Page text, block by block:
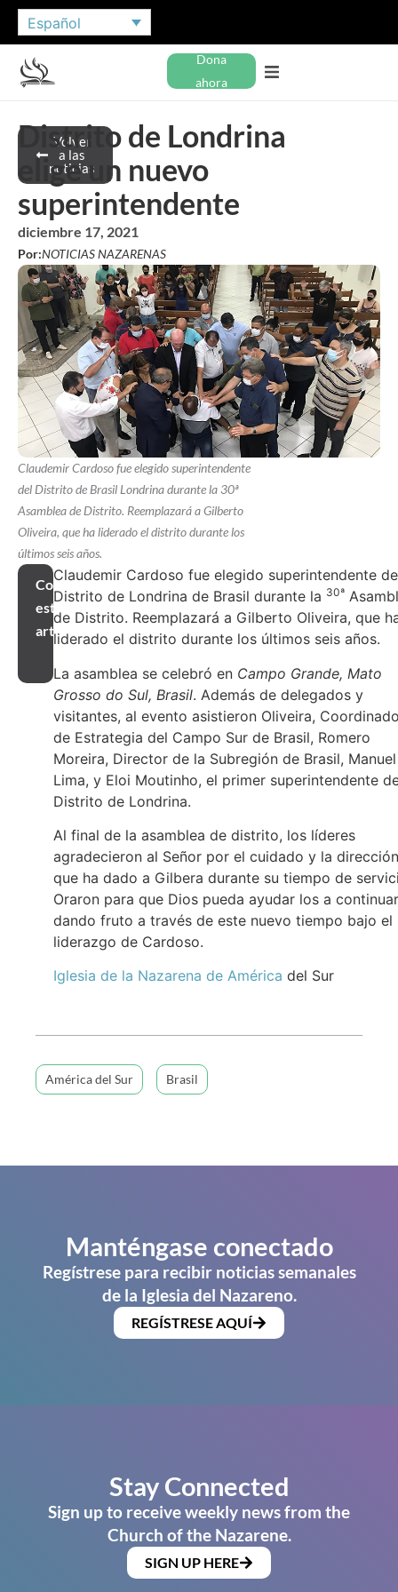
Español
Dona
ahora
Volver
a las
noticias
Distrito de Londrina
elige un nuevo
superintendente
diciembre 17, 2021
Por:NOTICIAS NAZARENAS
Claudemir Cardoso fue elegido superintendente
del Distrito de Brasil Londrina durante la 30ª
Asamblea de Distrito. Reemplazará a Gilberto
Oliveira, que ha liderado el distrito durante los
últimos seis años.
Compartir
este
artículo
Claudemir Cardoso fue elegido superintendente
Distrito de Londrina de Brasil durante la 30ª
de Distrito. Reemplazará a Gilberto Oliveira, que
liderado el distrito durante los últimos seis años.
La asamblea se celebró en Campo Grande, Mato
Grosso do Sul, Brasil. Además de delegados y
visitantes, al evento asistieron Oliveira,
de Estrategia del Campo Sur de Brasil, Romero
Moreira, Director de la Subregión de Brasil, Manuel
Lima, y Eloi Moutinho, el primer superintendente
Distrito de Londrina.
Al final de la asamblea de distrito, los líderes
agradecieron al Señor por el cuidado y la dirección
que ha dado a Gilbera durante su tiempo de
Oraron para que Dios pueda ayudar los a continuar
dando fruto a través de este nuevo tiempo bajo el
liderazgo de Cardoso.
Iglesia de la Nazarena de América del Sur
América del Sur Brasil
Manténgase conectado
Regístrese para recibir noticias semanales
de la Iglesia del Nazareno.
REGÍSTRESE AQUÍ
Stay Connected
Sign up to receive weekly news from the
Church of the Nazarene.
SIGN UP HERE